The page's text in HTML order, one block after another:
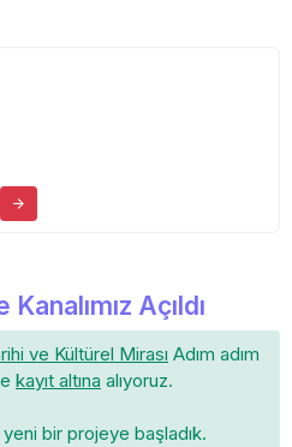
Açıldı
ve Kültürel Mirası Adım adım
kayıt altına alıyoruz.
bir projeye başladık.